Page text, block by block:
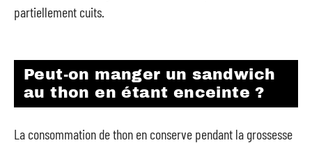
partiellement cuits.
Peut-on manger un sandwich
au thon en étant enceinte ?
La consommation de thon en conserve pendant la grossesse